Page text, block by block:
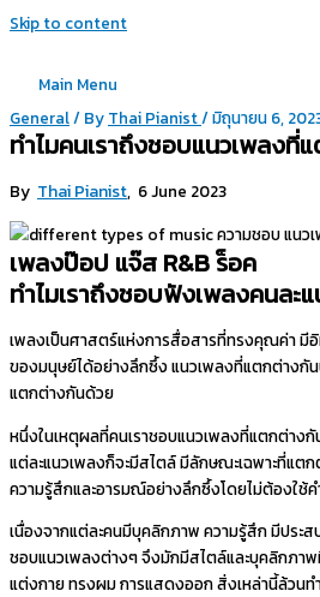
Skip to content
Main Menu
General/ By Thai Pianist/มิถุนายน 6,
ทำไมคนเราถึงชอบแนวเพลงที่
By Thai Pianist, 6 June 2023
เพลงป๊อป แจ๊ส R&B ร็อค
ทำไมเราถึงชอบฟังเพลงคนละ
เพลงเป็นศาสตร์แห่งการสื่อสารที่ทรงคุณค่า
ของมนุษย์ได้อย่างลึกซึ้ง แนวเพลงที่แตกต่าง
แตกต่างกันด้วย
หนึ่งในเหตุผลที่คนเราชอบแนวเพลงที่แตกต่าง
แต่ละแนวเพลงก็จะมีสไตล์ มีลักษณะเฉพาะที่แต
ความรู้สึกและอารมณ์อย่างลึกซึ้งโดยไม่ต้องใช้
เนื่องจากแต่ละคนมีบุคลิกภาพ ความรู้สึก มีปร
ชอบแนวเพลงต่างๆ จึงมักมีสไตล์และบุคลิกภา
แต่งกาย ทรงผม การแสดงออก สิ่งเหล่านี้ล้วนท